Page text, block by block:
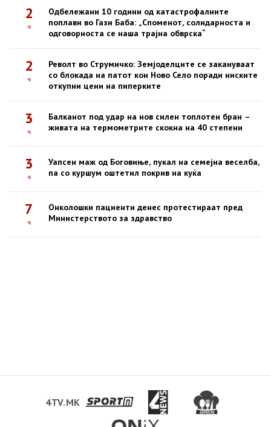
2
ч
Одбележани 10 години од катастрофалните
поплави во Гази Баба: „Споменот, солидарноста и
одговорноста се наша трајна обврска“
2
ч
Револт во Струмичко: Земјоделците се закануваат
со блокада на патот кон Ново Село поради ниските
откупни цени на пиперките
3
ч
Балканот под удар на нов силен топлотен бран –
живата на термометрите скокна на 40 степени
3
ч
Уапсен маж од Боговиње, пукал на семејна веселба,
па со куршум оштетил покрив на куќа
7
ч
Онколошки пациенти денес протестираат пред
Министерството за здравство
4TV.MK